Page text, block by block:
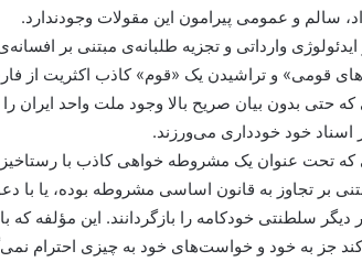
سالم و عمومی پیرامون این مقولات وجودندارد.
ایدئولوژی وارداتی و تجزیه طلبانه‌ی مبتنی بر
قومی» و تراشیدن یک «قوم» کاذب اکثریت از
که حتی بدون بیان صریح بالا وجود ملت واحد ایران
اسناد خود خودداری می‌ورزند.
بر تجاوز به قانون اساسی مشروطه بوده، یا
دیگر سلطنتی خودکامه را بازگردانند. این مؤلفه
جز به خود و خواست‌های خود به چیزی احترام